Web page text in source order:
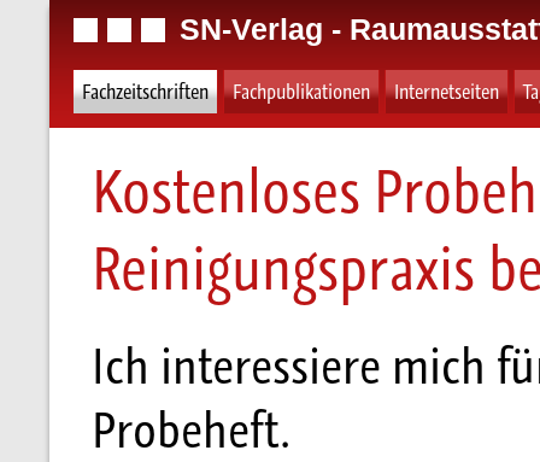
SN-Verlag -
Fachzeitschriften Fachpublikationen Internetseiten
Kostenloses
Reinigungspraxis
Ich interessiere mich
Probeheft.